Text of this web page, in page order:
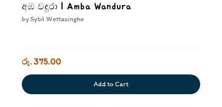
අඹ වඳුරා | Amba Wandura
bySybil Wettasinghe
රු. 375.00
Add to Cart